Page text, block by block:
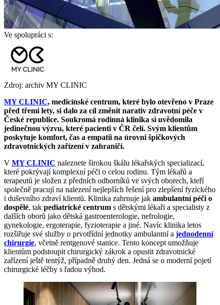
Ve spolupráci s:
Zdroj: archiv MY CLINIC
MY CLINIC, medicínské centrum, které bylo otevřeno v Praze
před třemi lety, si dalo za cíl změnit narativ zdravotní péče v
České republice. Soukromá rodinná klinika si uvědomila
jedinečnou výzvu, které pacienti v ČR čelí. Svým klientům
poskytuje komfort, čas a empatii na úrovni špičkových
zdravotnických zařízení v zahraničí.
V MY CLINIC naleznete širokou škálu lékařských specializací,
které pokrývají komplexní péči o celou rodinu. Tým lékařů a
terapeutů je složen z předních odborníků ve svých oborech, kteří
společně pracují na nalezení nejlepších řešení pro zlepšení fyzického
i duševního zdraví klientů. Klinika zahrnuje jak ambulantní péči o
dospělé, tak pediatrické centrum s dětskými lékaři a specialisty z
dalších oborů jako dětská gastroenterologie, nefrologie,
gynekologie, ergoterapie, fyzioterapie a jiné. Navíc klinika letos
rozšiřuje své služby o prvotřídní jednotky ambulantní a jednodenní
chirurgie, včetně rentgenové stanice. Tento koncept umožňuje
klientům podstoupit chirurgický zákrok a opustit zdravotnické
zařízení ještě tentýž, případně druhý den. Jedná se o moderní pojetí
chirurgické léčby s řadou výhod.